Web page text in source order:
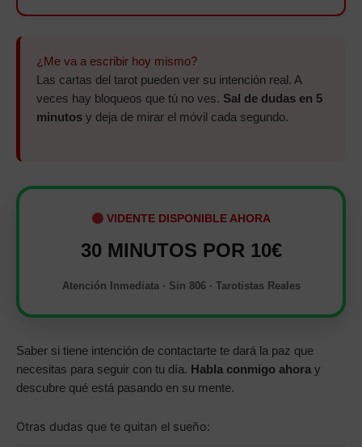
¿Me va a escribir hoy mismo?
Las cartas del tarot pueden ver su intención real. A
veces hay bloqueos que tú no ves. Sal de dudas en 5
minutos y deja de mirar el móvil cada segundo.
VIDENTE DISPONIBLE AHORA
30 MINUTOS POR 10€
Atención Inmediata · Sin 806 · Tarotistas Reales
Saber si tiene intención de contactarte te dará la paz que
necesitas para seguir con tu día. Habla conmigo ahora y
descubre qué está pasando en su mente.
Otras dudas que te quitan el sueño: